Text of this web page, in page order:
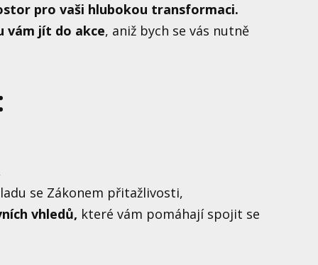
pro vaši hlubokou transformaci.
vám jít do akce, aniž bych se vás nutně
se Zákonem přitažlivosti,
vhledů, které vám pomáhají spojit se